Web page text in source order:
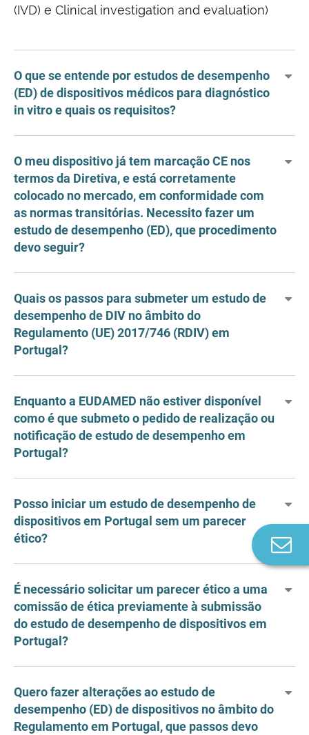
(IVD) e Clinical investigation and evaluation)
O que se entende por estudos de desempenho
(ED) de dispositivos médicos para diagnóstico
in vitro e quais os requisitos?
O meu dispositivo já tem marcação CE nos
termos da Diretiva, e está corretamente
colocado no mercado, em conformidade com
as normas transitórias. Necessito fazer um
estudo de desempenho (ED), que procedimento
devo seguir?
Quais os passos para submeter um estudo de
desempenho de DIV no âmbito do
Regulamento (UE) 2017/746 (RDIV) em
Portugal?
Enquanto a EUDAMED não estiver disponível
como é que submeto o pedido de realização ou
notificação de estudo de desempenho em
Portugal?
Posso iniciar um estudo de desempenho de
dispositivos em Portugal sem um parecer
ético?
É necessário solicitar um parecer ético a uma
comissão de ética previamente à submissão
do estudo de desempenho de dispositivos em
Portugal?
Quero fazer alterações ao estudo de
desempenho (ED) de dispositivos no âmbito do
Regulamento em Portugal, que passos devo